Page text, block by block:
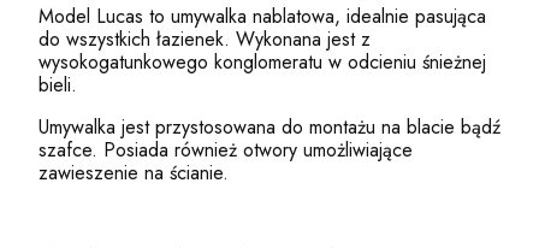
Model Lucas to umywalka nablatowa, idealnie pasująca
do wszystkich łazienek. Wykonana jest z
wysokogatunkowego konglomeratu w odcieniu śnieżnej
bieli.
Umywalka jest przystosowana do montażu na blacie bądź
szafce. Posiada również otwory umożliwiające
zawieszenie na ścianie.